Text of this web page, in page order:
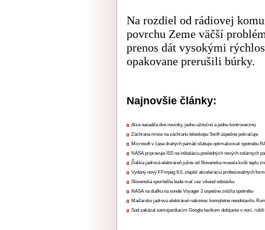
Na rozdiel od rádiovej
povrchu Zeme väčší
prenos dát vysokými
opakovane prerušili búrky.
Najnovšie články:
Alza nasadila dve novinky, jednu užitočnú a jednu kontroverznú
Záchrana misie na záchranu teleskopu Swift úspešne pokračuje
Microsoft v čase drahých pamätí sľubuje optimalizovať spotrebu
NASA pripravuje ISS na inštaláciu posledných nových solárnych
Ďalšia jadrová elektráreň južne od Slovenska musela kvôli teplu
Vydaný nový FFmpeg 9.0, zlepšil akceleráciu profesionálnych
Slovenská sporiteľňa bude mať cez víkend odstávku
NASA na diaľku na sonde Voyager 2 úspešne znížila spotrebu
Maďarsko jadrovú elektráreň nakoniec kompletne neodstavilo,
Súd zakázal samojazdiacim Google taxíkom dobíjanie v noci,